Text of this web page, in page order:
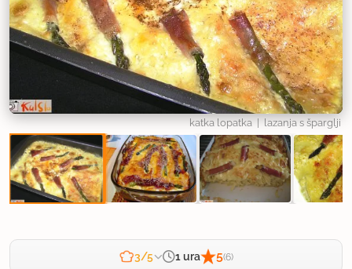
katka lopatka | lazanja s šparglji
3/5 1 ura 5(6)